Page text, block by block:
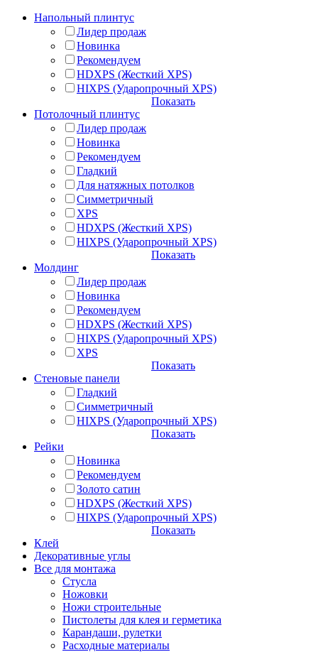
Напольный плинтус
Лидер продаж
Новинка
Рекомендуем
HDXPS (Жесткий XPS)
HIXPS (Ударопрочный XPS)
Показать
Потолочный плинтус
Лидер продаж
Новинка
Рекомендуем
Гладкий
Для натяжных потолков
Симметричный
XPS
HDXPS (Жесткий XPS)
HIXPS (Ударопрочный XPS)
Показать
Молдинг
Лидер продаж
Новинка
Рекомендуем
HDXPS (Жесткий XPS)
HIXPS (Ударопрочный XPS)
XPS
Показать
Стеновые панели
Гладкий
Симметричный
HIXPS (Ударопрочный XPS)
Показать
Рейки
Новинка
Рекомендуем
Золото сатин
HDXPS (Жесткий XPS)
HIXPS (Ударопрочный XPS)
Показать
Клей
Декоративные углы
Все для монтажа
Стусла
Ножовки
Ножи строительные
Пистолеты для клея и герметика
Карандаши, рулетки
Расходные материалы